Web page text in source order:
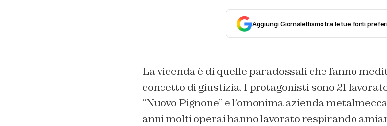
Aggiungi Giornalettismo tra le tue fonti
La vicenda è di quelle paradossali che fanno
concetto di giustizia. I protagonisti sono 21
“Nuovo Pignone” e l’omonima azienda
anni molti operai hanno lavorato respirando